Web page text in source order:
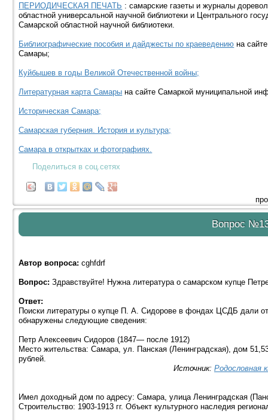
ПЕРИОДИЧЕСКАЯ ПЕЧАТЬ : самарские газеты и журналы
областной универсальной научной библиотеки и Центрального
Самарской областной научной библиотеки.
Библиографические пособия и дайджесты по краеведению на
Самары;
Куйбышев в годы Великой Отечественной войны;
Литературная карта Самары на сайте Самаркой муниципальной
Историческая Самара;
Самарская губерния. История и культура;
Самара в открытках и фотографиях.
Поделиться в соц.сетях
Вопрос
Автор вопроса: cghfdrf
Вопрос: Здравствуйте! Нужна литература о самарском купце
Ответ:
Поиски литературы о купце П. А. Сидорове в фондах ЦСДБ дали
обнаружены следующие сведения:
Петр Алексеевич Сидоров (1847— после 1912)
Место жительства: Самара, ул. Панская (Ленинградская), дом
рублей.
Источник:Родословная
Имел доходный дом по адресу: Самара, улица Ленинградская
Строительство: 1903-1913 гг. Объект культурного наследия